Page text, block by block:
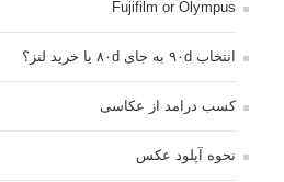
Fujifilm or Olympus
انتخاب ۹۰d به جای ۸۰d یا خرید لنز؟
کسب درامد از عکاسی
نحوه آپلود عکس